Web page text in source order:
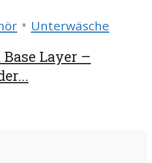
• Unterwäsche
Layer –